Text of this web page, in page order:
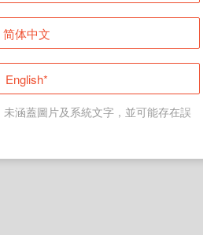
返回首頁
简体中文
English*
涵蓋圖片及系統文字，並可能存在誤